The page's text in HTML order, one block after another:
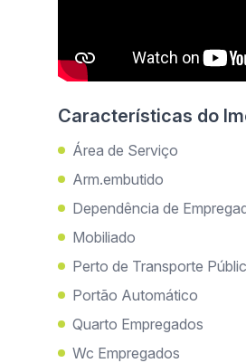
Características do
Área de Serviço
Arm.embutido
Dependência de
Mobiliado
Perto de Transporte
Portão Automático
Quarto Empregados
Wc Empregados